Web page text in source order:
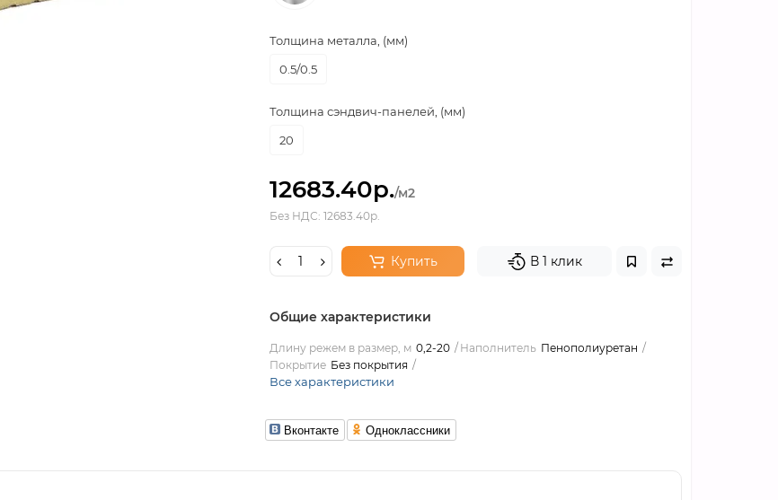
Толщина металла, (мм)
0.5/0.5
Толщина сэндвич-панелей, (мм)
20
12683.40р./м2
Без НДС: 12683.40р.
Купить В 1 клик
Общие характеристики
Длину режем в размер, м 0,2-20 Наполнитель Пенополиуретан
Покрытие Без покрытия
Все характеристики
Вконтакте Одноклассники